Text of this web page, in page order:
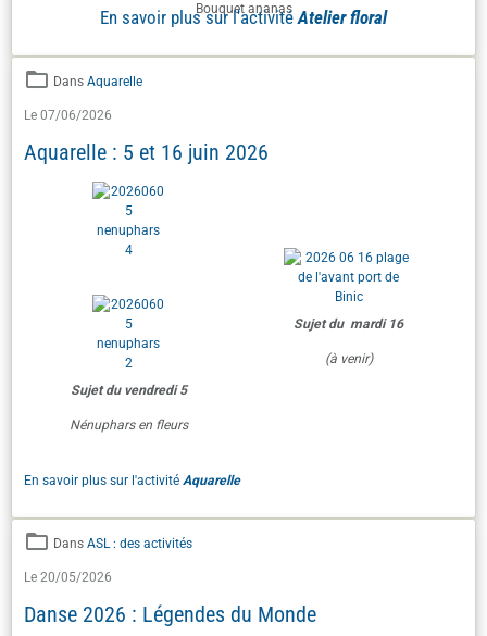
Bouquet ananas
En savoir plus sur l'activitéAtelier floral
Dans Aquarelle
Le 07/06/2026
Aquarelle : 5 et 16 juin 2026
Sujet du vendredi 5
Nénuphars en fleurs
Sujet du mardi 16
(à venir)
En savoir plus sur l'activité Aquarelle
Dans ASL : des activités
Le 20/05/2026
Danse 2026 : Légendes du Monde